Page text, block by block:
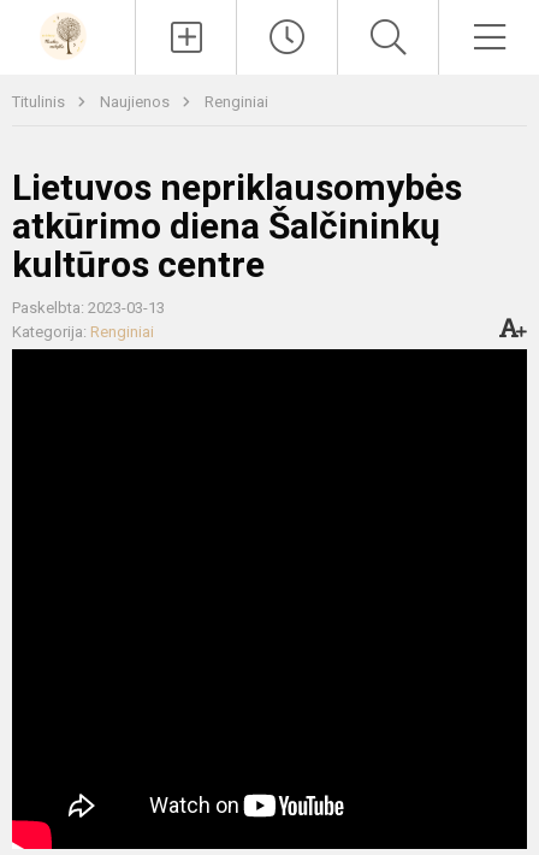
Titulinis Naujienos Renginiai
Lietuvos nepriklausomybės
atkūrimo diena Šalčininkų
kultūros centre
Paskelbta: 2023-03-13
Kategorija: Renginiai